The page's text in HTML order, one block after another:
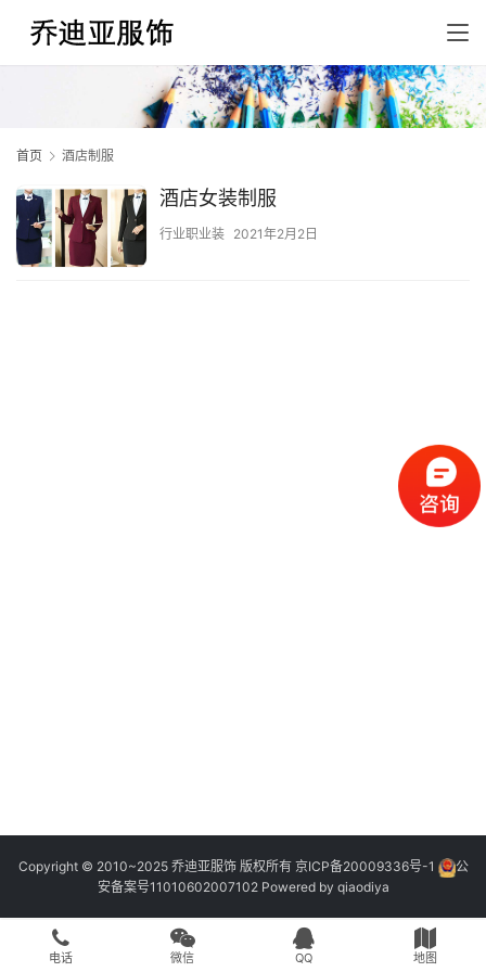
首页 酒店制服
酒店女装制服
行业职业装 2021年2月2日
Copyright © 2010~2025 乔迪亚服饰 版权所有 京ICP备20009336号-1
公
安备案号11010602007102Powered by qiaodiya
电话 微信 QQ 地图